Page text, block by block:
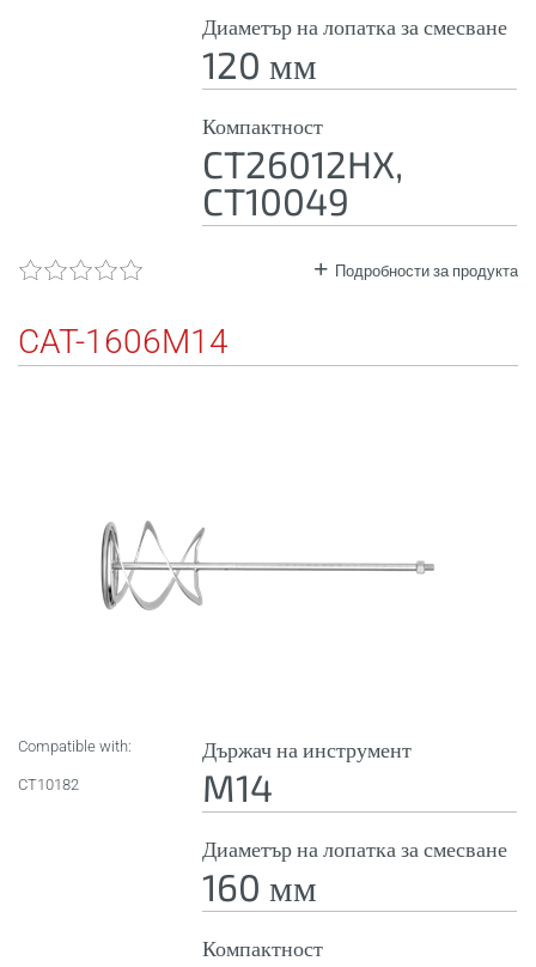
Диаметър на лопатка за смесване
120 мм
Компактност
CT26012HX,
CT10049
Подробности за продукта
CAT-1606M14
Compatible with:
CT10182
Държач на инструмент
M14
Диаметър на лопатка за смесване
160 мм
Компактност